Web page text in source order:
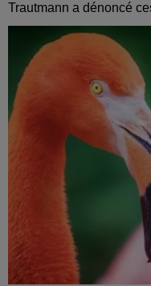
Trautmann a dénoncé